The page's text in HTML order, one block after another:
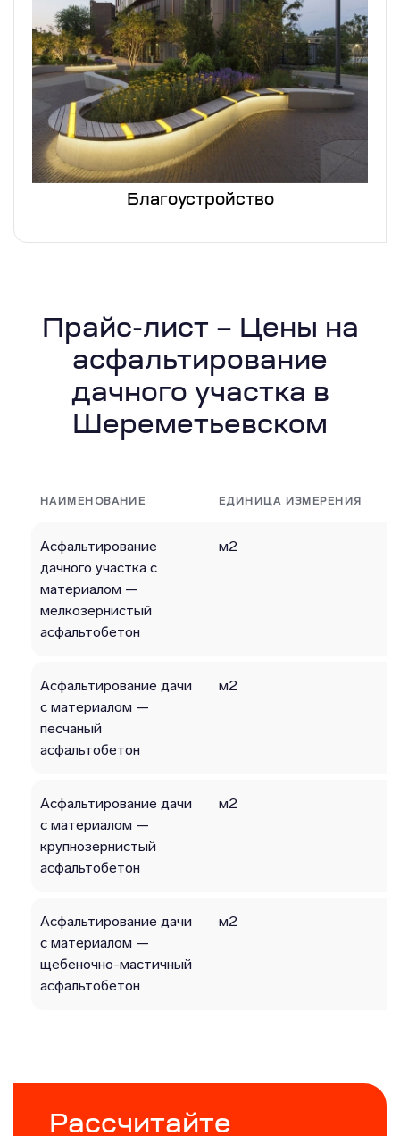
Благоустройство
Прайс-лист – Цены на
асфальтирование
дачного участка в
Шереметьевском
НАИМЕНОВАНИЕ ЕДИНИЦА ИЗМЕРЕНИЯ
Асфальтирование
дачного участка с
материалом —
мелкозернистый
асфальтобетон
м2
Асфальтирование дачи
с материалом —
песчаный
асфальтобетон
м2
Асфальтирование дачи
с материалом —
крупнозерниcтый
асфальтобетон
м2
Асфальтирование дачи
с материалом —
щебеночно-мастичный
асфальтобетон
м2
Рассчитайте